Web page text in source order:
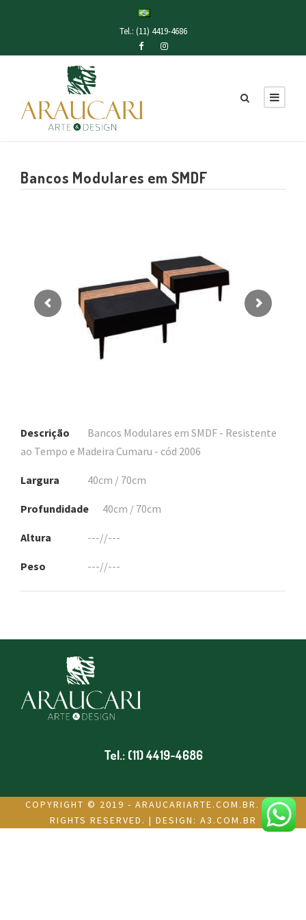
Tel.: (11) 4419-4686
Bancos Modulares em SMDF
Descrição
Bancos Modulares em SMDF - Resistente
ao Tempo e Madeira Cumaru - cód 2006
Largura 40cm / 70cm
Profundidade 40cm / 70cm
Altura ---//---
Peso ---//---
Tel.: (11) 4419-4686
COPYRIGHT © 2019 - ARAUCARIARTE.COM.BR. ALL
RIGHTS RESERVED. | DESIGN: A3.COM.BR